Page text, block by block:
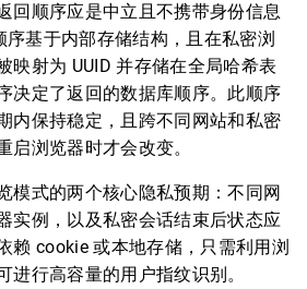
回顺序应是中立且不携带身份信息
基于内部存储结构，且在私密浏
映射为 UUID 并存储在全局哈希表
决定了返回的数据库顺序。此顺序
内保持稳定，且跨不同网站和私密
启浏览器时才会改变。
模式的两个核心隐私预期：不同网
实例，以及私密会话结束后状态应
赖 cookie 或本地存储，只需利用浏
进行高容量的用户指纹识别。